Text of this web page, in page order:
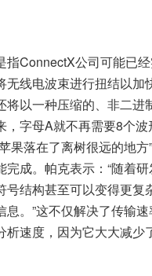
指ConnectX公司可能已
无线电波束进行扭结以加
将以一种压缩的、非二进
，字母A就不再需要8个波
果落在了离树很远的地方
完成。帕克表示：“随着
号结构甚至可以变得更复
息。”这不仅解决了传输
析速度，因为它大大减少